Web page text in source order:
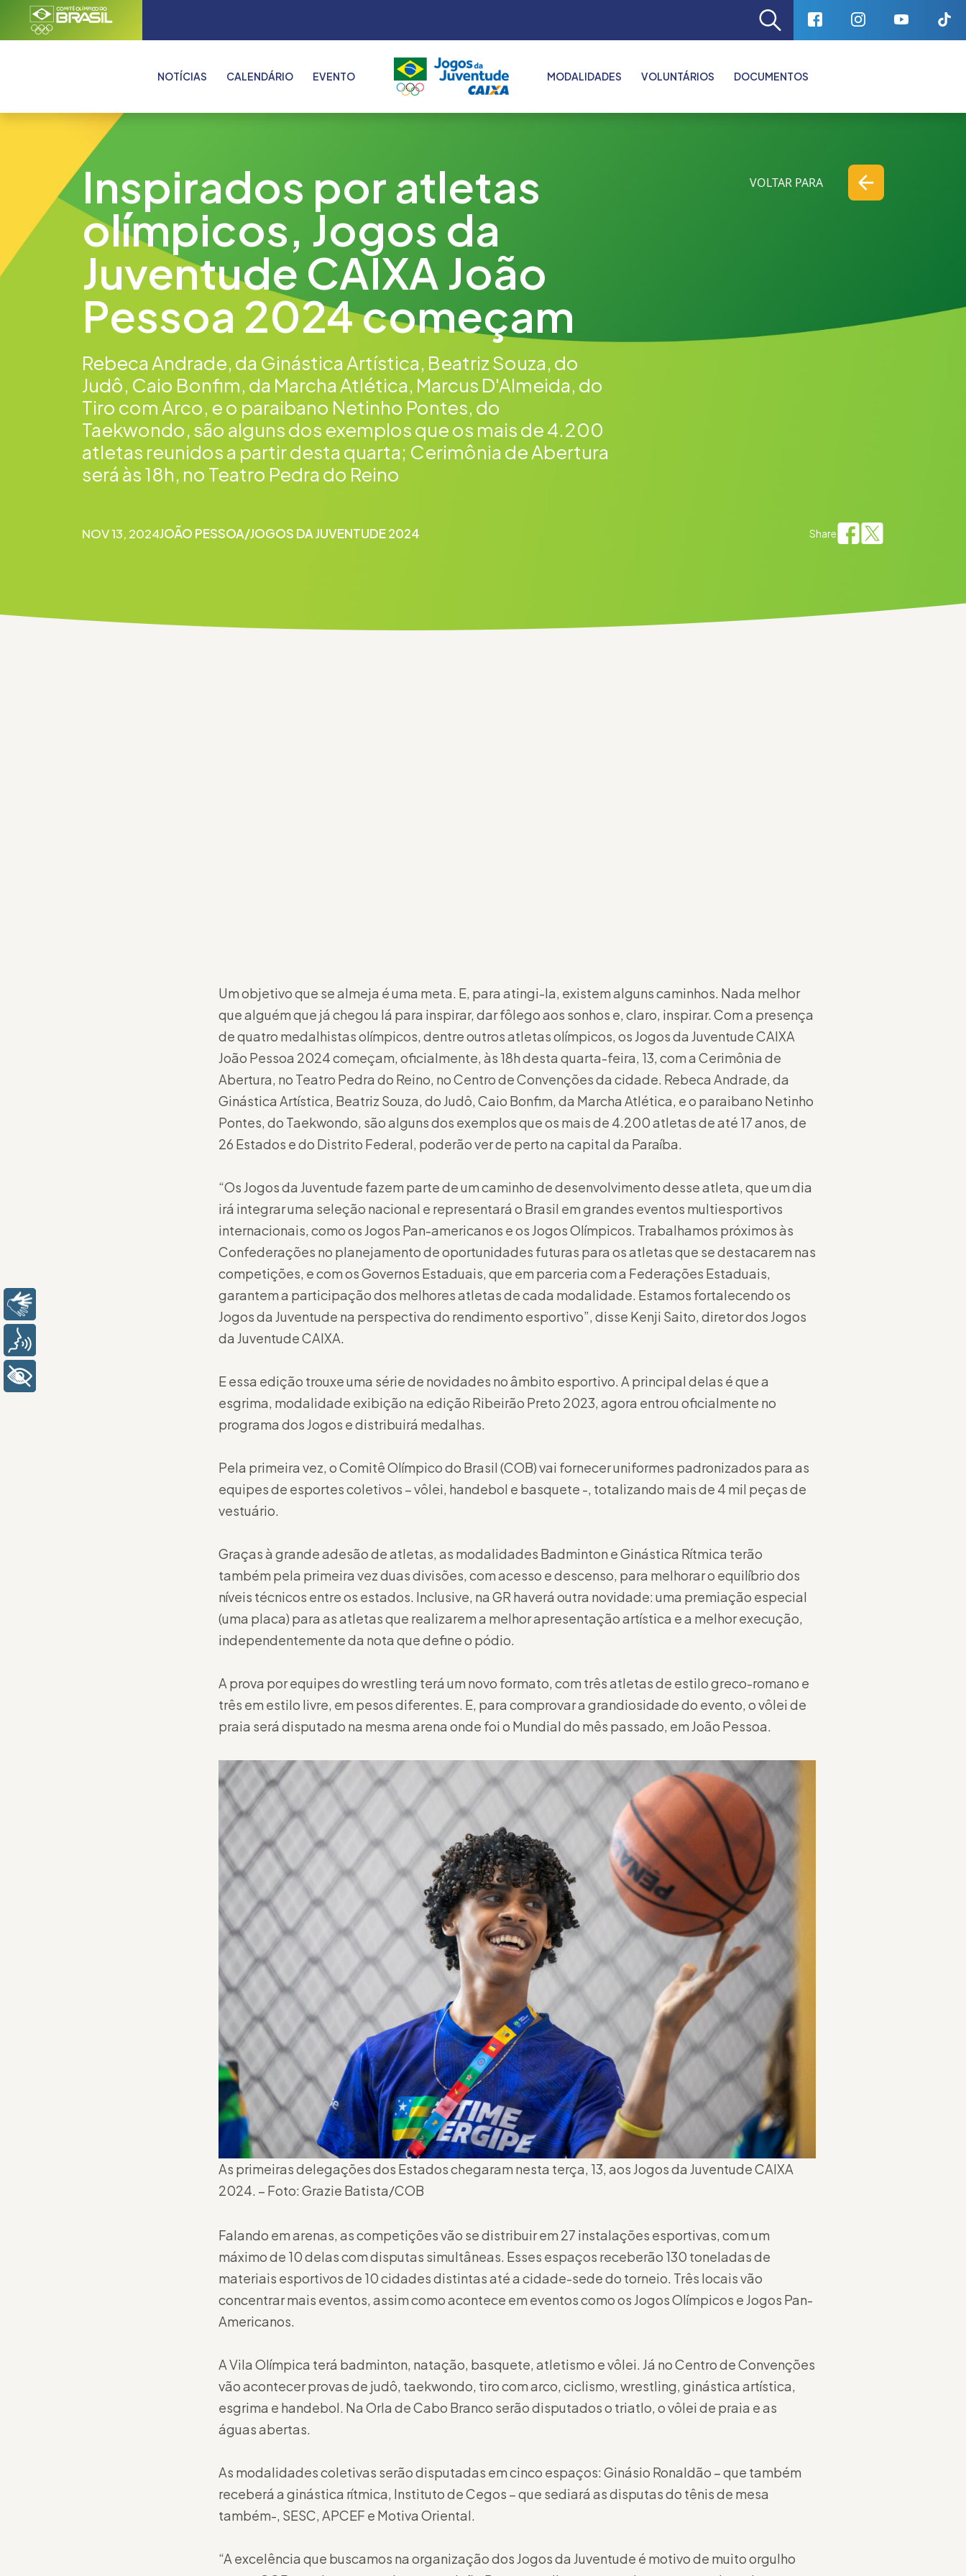
NOTÍCIAS CALENDÁRIO EVENTO
2022
2025
MODALIDADES VOLUNTÁRIOS DOCUMENTOS
Inspirados por atletas
olímpicos, Jogos da
Juventude CAIXA João
Pessoa 2024 começam
Rebeca Andrade, da Ginástica Artística, Beatriz Souza, do
Judô, Caio Bonfim, da Marcha Atlética, Marcus D'Almeida, do
Tiro com Arco, e o paraibano Netinho Pontes, do
Taekwondo, são alguns dos exemplos que os mais de 4.200
atletas reunidos a partir desta quarta; Cerimônia de Abertura
será às 18h, no Teatro Pedra do Reino
VOLTAR PARA
NOV 13, 2024JOÃO PESSOA/JOGOS DA JUVENTUDE 2024 Share
Um objetivo que se almeja é uma meta. E, para atingi-la, existem alguns caminhos. Nada melhor
que alguém que já chegou lá para inspirar, dar fôlego aos sonhos e, claro, inspirar. Com a presença
de quatro medalhistas olímpicos, dentre outros atletas olímpicos, os Jogos da Juventude CAIXA
João Pessoa 2024 começam, oficialmente, às 18h desta quarta-feira, 13, com a Cerimônia de
Abertura, no Teatro Pedra do Reino, no Centro de Convenções da cidade. Rebeca Andrade, da
Ginástica Artística, Beatriz Souza, do Judô, Caio Bonfim, da Marcha Atlética, e o paraibano Netinho
Pontes, do Taekwondo, são alguns dos exemplos que os mais de 4.200 atletas de até 17 anos, de
26 Estados e do Distrito Federal, poderão ver de perto na capital da Paraíba.
“Os Jogos da Juventude fazem parte de um caminho de desenvolvimento desse atleta, que um dia
irá integrar uma seleção nacional e representará o Brasil em grandes eventos multiesportivos
internacionais, como os Jogos Pan-americanos e os Jogos Olímpicos. Trabalhamos próximos às
Confederações no planejamento de oportunidades futuras para os atletas que se destacarem nas
competições, e com os Governos Estaduais, que em parceria com a Federações Estaduais,
garantem a participação dos melhores atletas de cada modalidade. Estamos fortalecendo os
Jogos da Juventude na perspectiva do rendimento esportivo”, disse Kenji Saito, diretor dos Jogos
da Juventude CAIXA.
E essa edição trouxe uma série de novidades no âmbito esportivo. A principal delas é que a
esgrima, modalidade exibição na edição Ribeirão Preto 2023, agora entrou oficialmente no
programa dos Jogos e distribuirá medalhas.
Pela primeira vez, o Comitê Olímpico do Brasil (COB) vai fornecer uniformes padronizados para as
equipes de esportes coletivos – vôlei, handebol e basquete -, totalizando mais de 4 mil peças de
vestuário.
Graças à grande adesão de atletas, as modalidades Badminton e Ginástica Rítmica terão
também pela primeira vez duas divisões, com acesso e descenso, para melhorar o equilíbrio dos
níveis técnicos entre os estados. Inclusive, na GR haverá outra novidade: uma premiação especial
(uma placa) para as atletas que realizarem a melhor apresentação artística e a melhor execução,
independentemente da nota que define o pódio.
A prova por equipes do wrestling terá um novo formato, com três atletas de estilo greco-romano e
três em estilo livre, em pesos diferentes. E, para comprovar a grandiosidade do evento, o vôlei de
praia será disputado na mesma arena onde foi o Mundial do mês passado, em João Pessoa.
As primeiras delegações dos Estados chegaram nesta terça, 13, aos Jogos da Juventude CAIXA
2024. – Foto: Grazie Batista/COB
Falando em arenas, as competições vão se distribuir em 27 instalações esportivas, com um
máximo de 10 delas com disputas simultâneas. Esses espaços receberão 130 toneladas de
materiais esportivos de 10 cidades distintas até a cidade-sede do torneio. Três locais vão
concentrar mais eventos, assim como acontece em eventos como os Jogos Olímpicos e Jogos Pan-
Americanos.
A Vila Olímpica terá badminton, natação, basquete, atletismo e vôlei. Já no Centro de Convenções
vão acontecer provas de judô, taekwondo, tiro com arco, ciclismo, wrestling, ginástica artística,
esgrima e handebol. Na Orla de Cabo Branco serão disputados o triatlo, o vôlei de praia e as
águas abertas.
As modalidades coletivas serão disputadas em cinco espaços: Ginásio Ronaldão – que também
receberá a ginástica rítmica, Instituto de Cegos – que sediará as disputas do tênis de mesa
também-, SESC, APCEF e Motiva Oriental.
“A excelência que buscamos na organização dos Jogos da Juventude é motivo de muito orgulho